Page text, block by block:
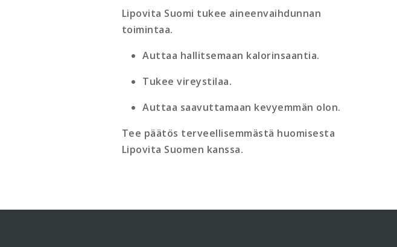
Lipovita Suomi tukee aineenvaihdunnan
toimintaa.
Auttaa hallitsemaan kalorinsaantia.
Tukee vireystilaa.
Auttaa saavuttamaan kevyemmän olon.
Tee päätös terveellisemmästä huomisesta
Lipovita Suomen kanssa.